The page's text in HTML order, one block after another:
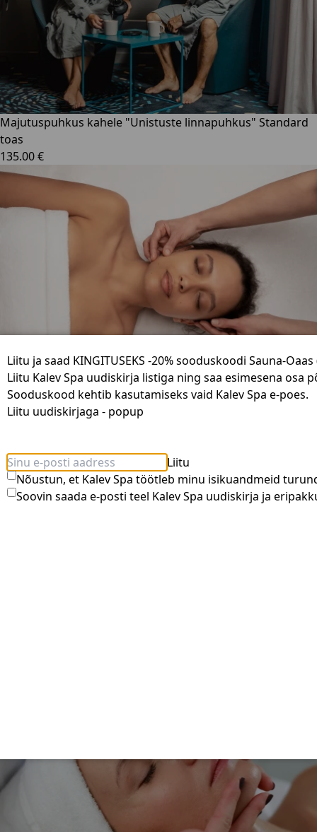
Majutuspuhkus kahele "Unistuste linnapuhkus" Standard
toas
135.00 €
Päevaspaa: Bali saare unelm
129.00 €
Liitu ja saad KINGITUSEKS -20% sooduskoodi Sauna-
Liitu Kalev Spa uudiskirja listiga ning saa esimesena
Sooduskood kehtib kasutamiseks vaid Kalev Spa e-poes.
Liitu uudiskirjaga - popup
Liitu
Nõustun, et Kalev Spa töötleb minu isikuandmeid
Soovin saada e-posti teel Kalev Spa uudiskirja ja